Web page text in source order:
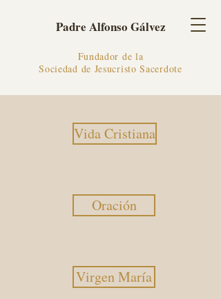
Padre Alfonso Gálvez
Fundador de la
Sociedad de Jesucristo Sacerdote
Vida Cristiana
Oración
Virgen María